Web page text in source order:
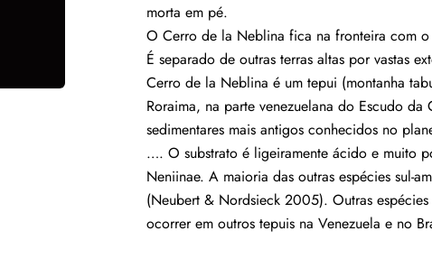
morta em pé.
O Cerro de la Neblina fica na fronteira com
É separado de outras terras altas por vastas
Cerro de la Neblina é um tepui (montanha
Roraima, na parte venezuelana do Escudo
sedimentares mais antigos conhecidos no
…. O substrato é ligeiramente ácido e muito
Neniinae. A maioria das outras espécies sul-
(Neubert & Nordsieck 2005). Outras
ocorrer em outros tepuis na Venezuela e no